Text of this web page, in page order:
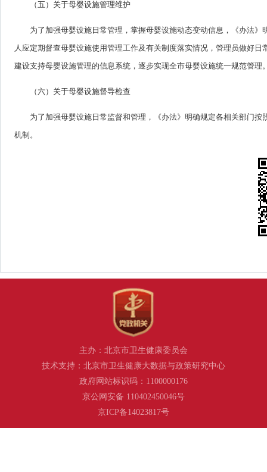
（五）关于母婴设施管理维护
为了加强母婴设施日常管理，掌握母婴设施动态变动信息，《办法
人应定期督查母婴设施使用管理工作及有关制度落实情况，管理员做好
建设支持母婴设施管理的信息系统，逐步实现全市母婴设施统一规范管理
（六）关于母婴设施督导检查
为了加强母婴设施日常监督和管理，《办法》明确规定各相关部门
机制。
主办：北京市卫生健康委员会
技术支持：北京市卫生健康大数据与政策研究中心
政府网站标识码：1100000176
京公网安备 110402450046号
京ICP备14023817号